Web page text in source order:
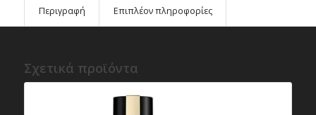
Περιγραφή Επιπλέον πληροφορίες
Σχετικά προϊόντα